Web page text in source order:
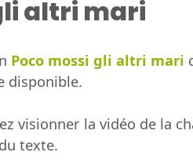
altri mari
Poco mossi gli altri mari
disponible.
visionner la vidéo de la
texte.